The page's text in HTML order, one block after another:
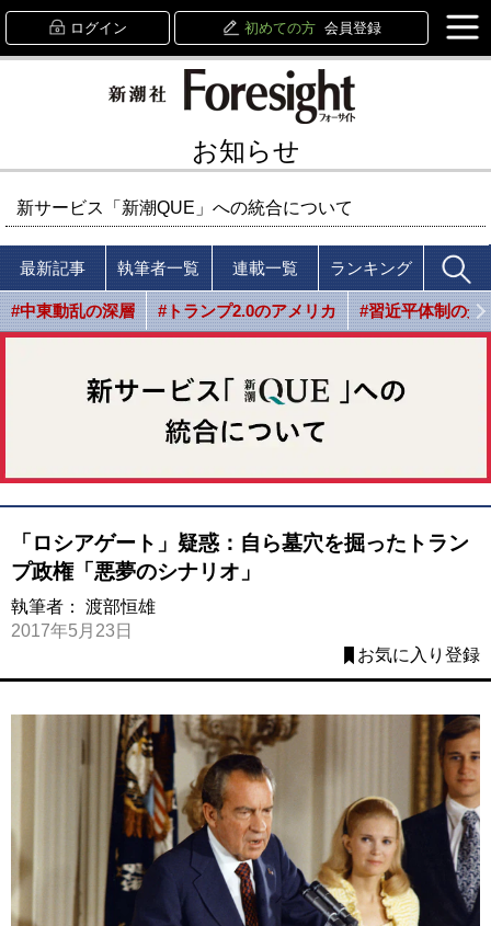
ログイン 初めての方 会員登録
お知らせ
新サービス「新潮QUE」への統合について
最新記事 執筆者一覧 連載一覧 ランキング
#中東動乱の深層 #トランプ2.0のアメリカ #習近平体制の光
「ロシアゲート」疑惑：自ら墓穴を掘ったトラン
プ政権「悪夢のシナリオ」
執筆者： 渡部恒雄
2017年5月23日
お気に入り登録